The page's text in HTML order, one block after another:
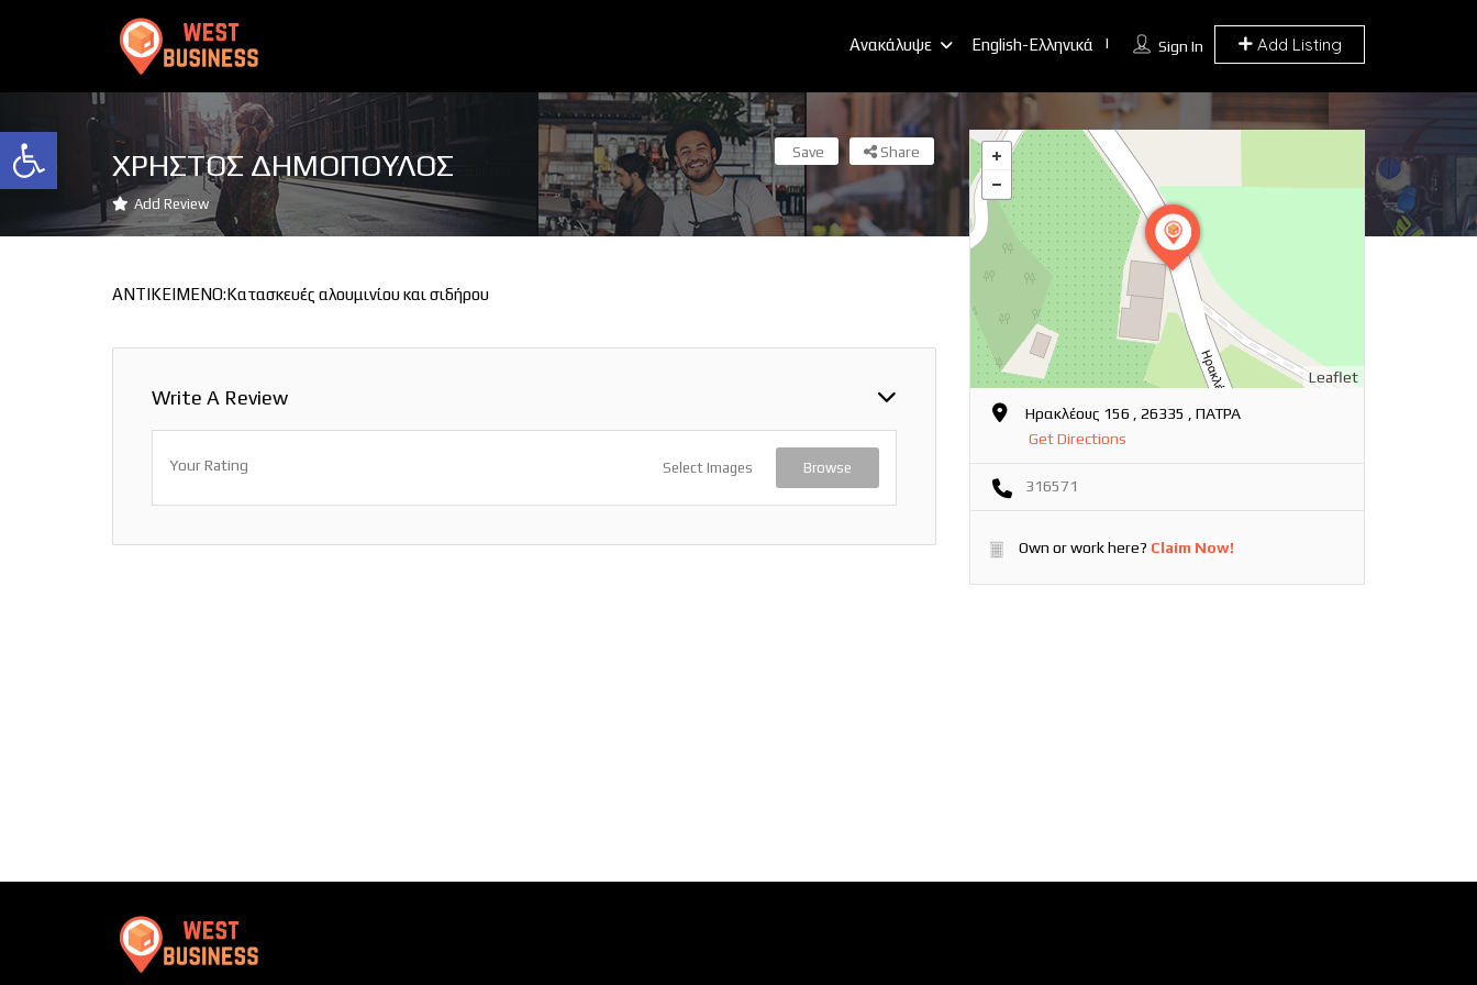
Ανοίξτε τη γραμμή εργαλείων
Sign In Add Listing
Ανακάλυψε English-Ελληνικά
ΧΡΗΣΤΟΣ ΔΗΜΟΠΟΥΛΟΣ
Add Review
Share
Save
ΑΝΤΙΚΕΙΜΕΝΟ:Κατασκευές αλουμινίου και σιδήρου
Write A Review
Your Rating Select Images Browse
Leaflet
Ηρακλέους 156 , 26335 , ΠΑΤΡΑ
Get Directions
316571
Own or work here? Claim Now!